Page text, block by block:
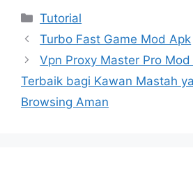
Kategori
Tutorial
Turbo Fast Game Mod Apk
Vpn Proxy Master Pro
Terbaik bagi Kawan Mastah
Browsing Aman